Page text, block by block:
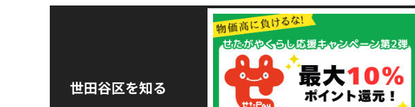
世田谷区を知る
支援金の募集につい
て